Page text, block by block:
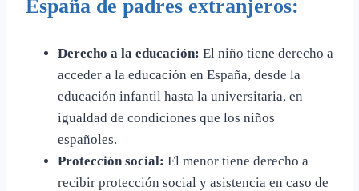
España de padres extranjeros:
Derecho a la educación: El niño tiene derecho a
acceder a la educación en España, desde la
educación infantil hasta la universitaria, en
igualdad de condiciones que los niños
españoles.
Protección social: El menor tiene derecho a
recibir protección social y asistencia en caso de